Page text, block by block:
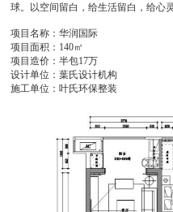
球。以空间留白，给生活留白，给心
项目名称：华润国际
项目面积：140㎡
项目造价：半包17万
设计单位：葉氏设计机构
施工单位：叶氏环保整装